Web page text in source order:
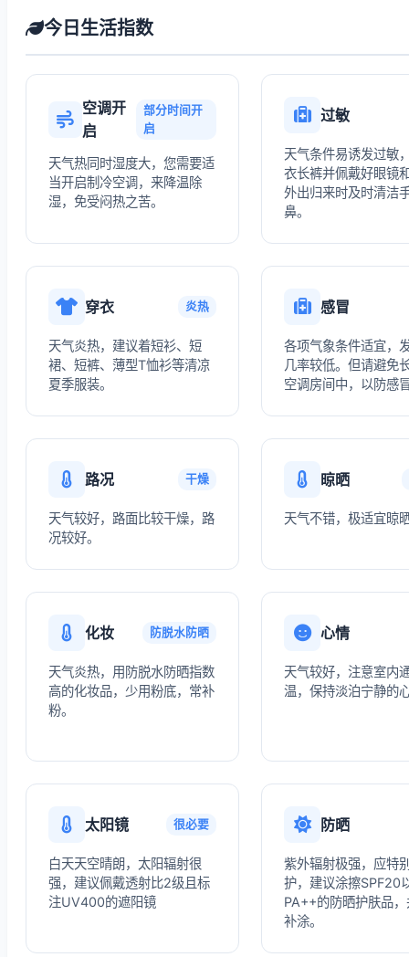
今日生活指数
空调开
启
部分时间开
启
天气热同时湿度大，您需要适
当开启制冷空调，来降温除
湿，免受闷热之苦。
过敏
天气条件易诱发过敏
衣长裤并佩戴好眼镜
外出归来时及时清洁
鼻。
穿衣 炎热
天气炎热，建议着短衫、短
裙、短裤、薄型T恤衫等清凉
夏季服装。
感冒
各项气象条件适宜，
几率较低。但请避免
空调房间中，以防感
路况 干燥
天气较好，路面比较干燥，路
况较好。
晾晒
天气不错，极适宜晾
化妆 防脱水防晒
天气炎热，用防脱水防晒指数
高的化妆品，少用粉底，常补
粉。
心情
天气较好，注意室内
温，保持淡泊宁静的
太阳镜 很必要
白天天空晴朗，太阳辐射很
强，建议佩戴透射比2级且标
注UV400的遮阳镜
防晒
紫外辐射极强，应特
护，建议涂擦SPF20
PA++的防晒护肤品
补涂。